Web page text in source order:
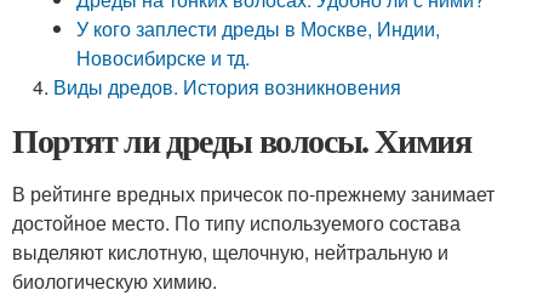
У кого заплести дреды в Москве, Индии,
Новосибирске и тд.
Виды дредов. История возникновения
Портят ли дреды волосы. Химия
В рейтинге вредных причесок по-прежнему занимает
достойное место. По типу используемого состава
выделяют кислотную, щелочную, нейтральную и
биологическую химию.